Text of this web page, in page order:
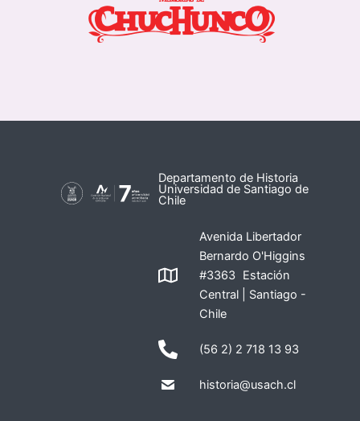
Departamento de Historia
Universidad de Santiago de
Chile
Avenida Libertador
Bernardo O'Higgins
#3363 Estación
Central | Santiago -
Chile
(56 2) 2 718 13 93
historia@usach.cl